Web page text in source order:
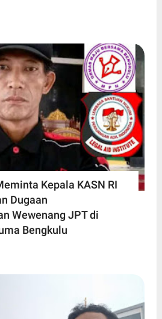
Kepala KASN RI
Dugaan
Wewenang JPT di
Bengkulu